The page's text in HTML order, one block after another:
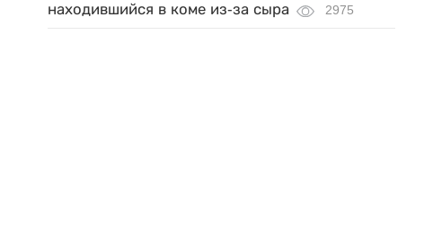
находившийся в коме из-за сыра
2975